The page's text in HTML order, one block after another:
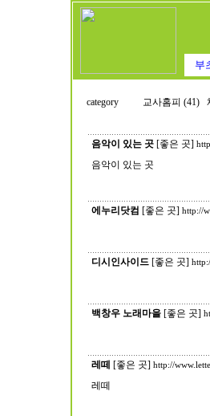
부
category 교사홈피 (41)
음악이 있는 곳 [좋은 곳]
음악이 있는 곳
에누리닷컴 [좋은 곳] http://
디시인사이드 [좋은 곳]
백창우 노래마을 [좋은 곳]
레떼 [좋은 곳] http://
레떼